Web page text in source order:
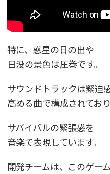
特に、惑星の日の出や
日没の景色は圧巻です。
サウンドトラックは緊迫
高める曲で構成されており
サバイバルの緊張感を
音楽で表現しています。
開発チームは、このゲー